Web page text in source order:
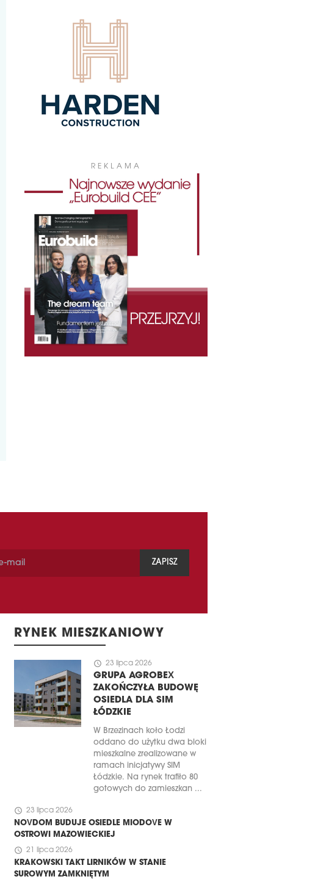
REKLAMA
ZAPISZ
RYNEK MIESZKANIOWY
schedule 23 lipca 2026
GRUPA AGROBEX
ZAKOŃCZYŁA BUDOWĘ
OSIEDLA DLA SIM
ŁÓDZKIE
W Brzezinach koło Łodzi
oddano do użytku dwa bloki
mieszkalne zrealizowane w
ramach inicjatywy SIM
Łódzkie. Na rynek trafiło 80
gotowych do zamieszkan ...
schedule 23 lipca 2026
NOVDOM BUDUJE OSIEDLE MIODOVE W
OSTROWI MAZOWIECKIEJ
schedule 21 lipca 2026
KRAKOWSKI TAKT LIRNIKÓW W STANIE
SUROWYM ZAMKNIĘTYM